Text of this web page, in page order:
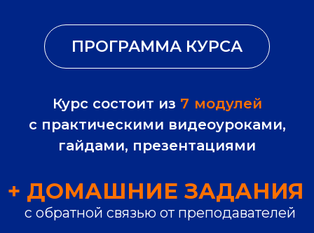
Курс состоит из 7 модулей
с практическими видеоуроками,
гайдами, презентациями